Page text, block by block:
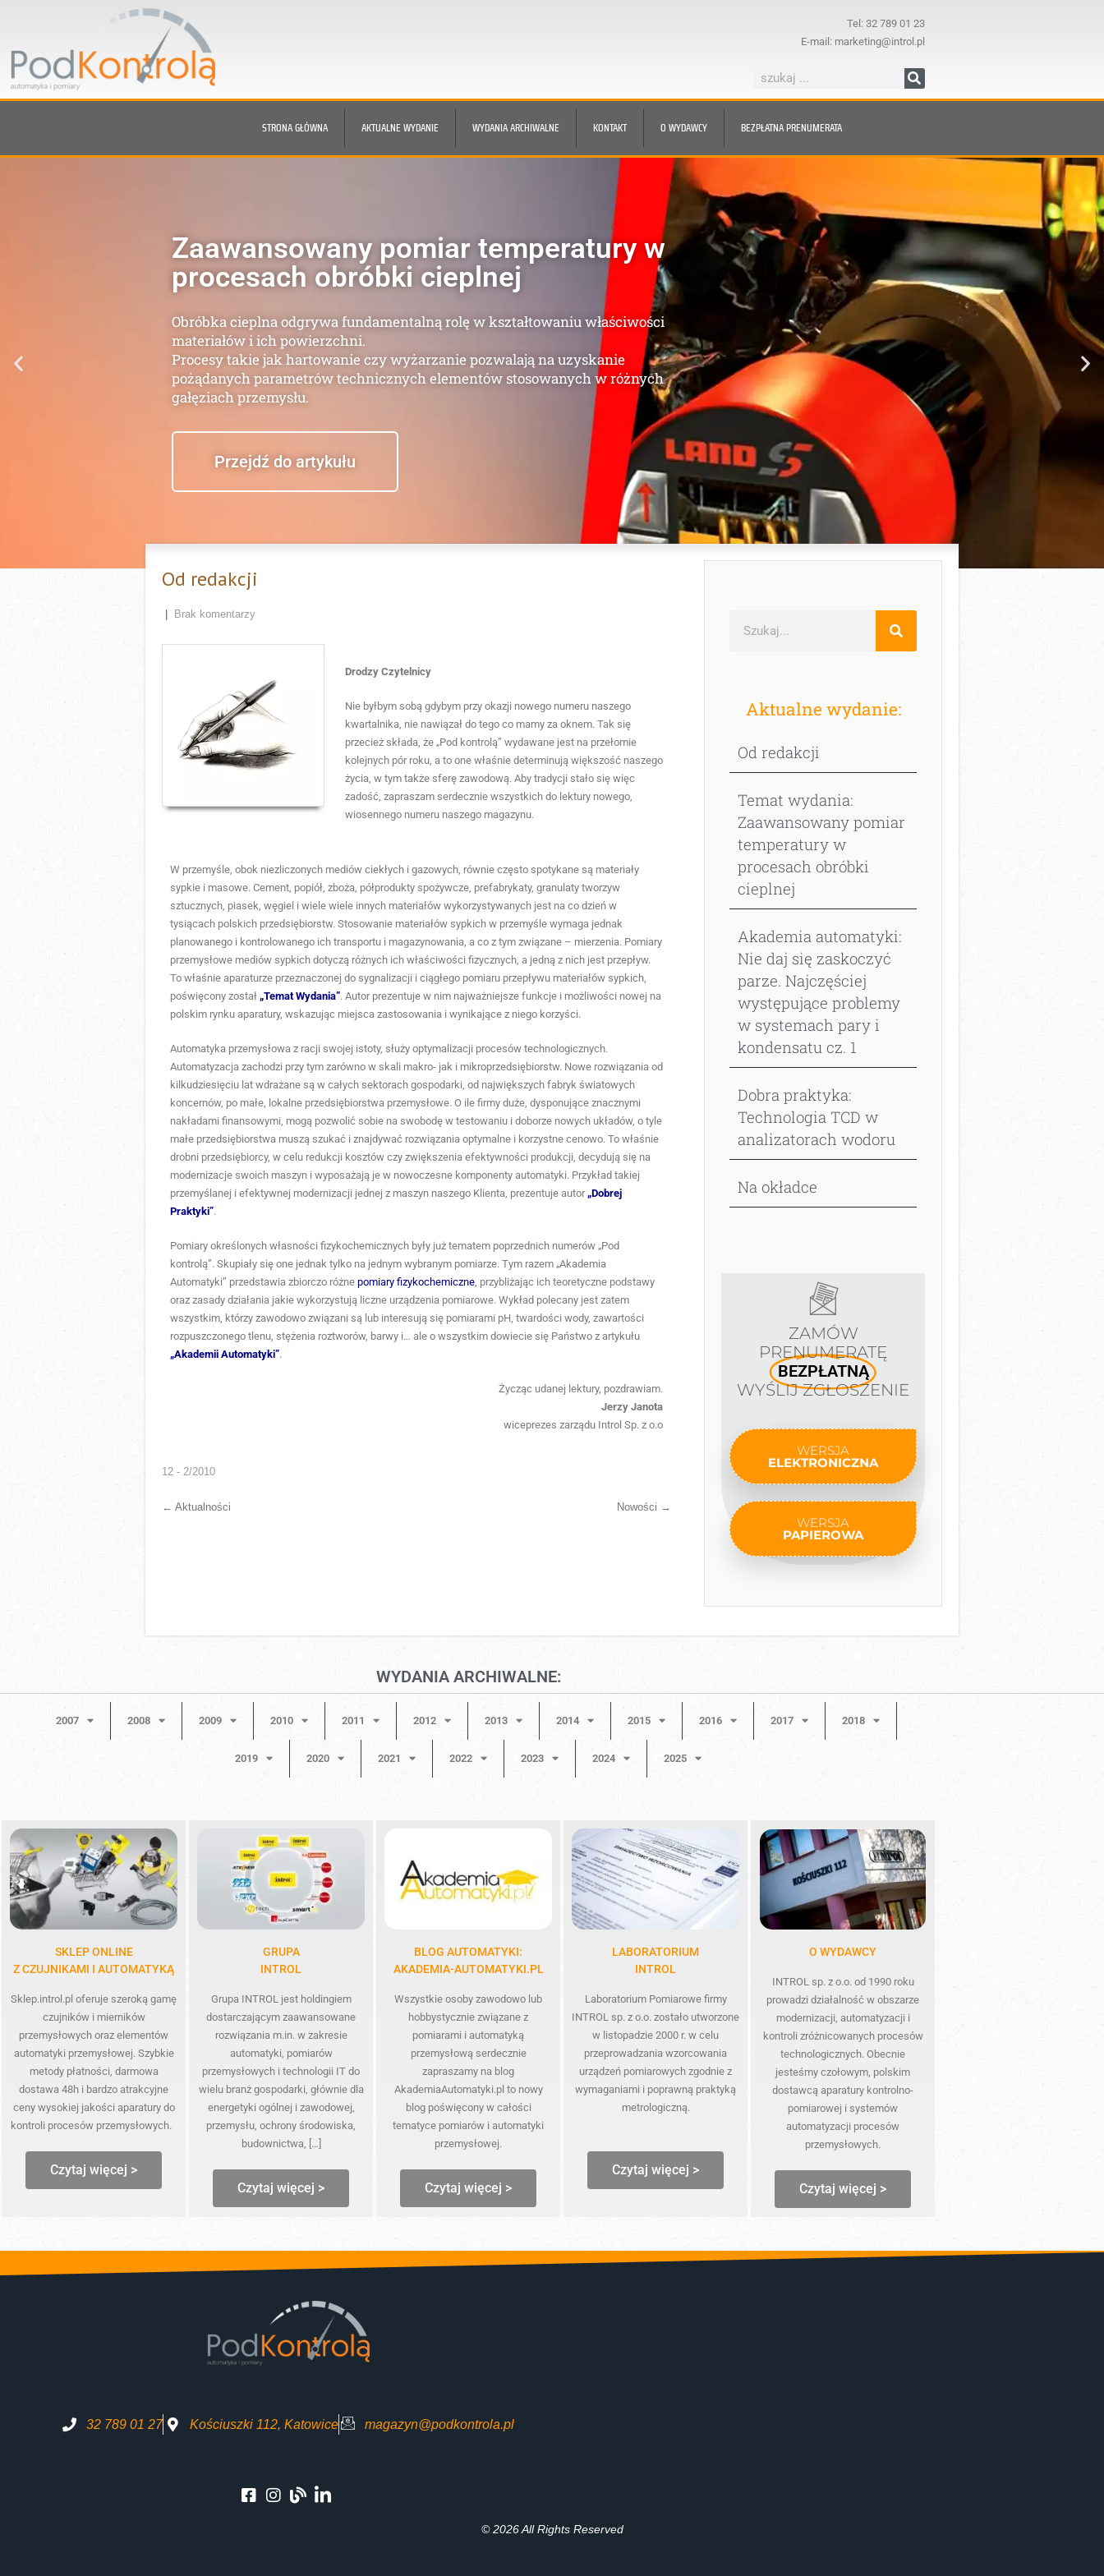
Tel: 32 789 01 23
E-mail: marketing@introl.pl
STRONA GŁÓWNA AKTUALNE WYDANIE WYDANIA ARCHIWALNE KONTAKT O WYDAWCY BEZPŁATNA PRENUMERATA
Od redakcji
Brak komentarzy
Drodzy Czytelnicy
Nie byłbym sobą gdybym przy okazji nowego numeru naszego
kwartalnika, nie nawiązał do tego co mamy za oknem. Tak się
przecież składa, że „Pod kontrolą” wydawane jest na przełomie
kolejnych pór roku, a to one właśnie determinują większość naszego
życia, w tym także sferę zawodową. Aby tradycji stało się więc
zadość, zapraszam serdecznie wszystkich do lektury nowego,
wiosennego numeru naszego magazynu.
W przemyśle, obok niezliczonych mediów ciekłych i gazowych, równie często spotykane są materiały
sypkie i masowe. Cement, popiół, zboża, półprodukty spożywcze, prefabrykaty, granulaty tworzyw
sztucznych, piasek, węgiel i wiele wiele innych materiałów wykorzystywanych jest na co dzień w
tysiącach polskich przedsiębiorstw. Stosowanie materiałów sypkich w przemyśle wymaga jednak
planowanego i kontrolowanego ich transportu i magazynowania, a co z tym związane – mierzenia. Pomiary
przemysłowe mediów sypkich dotyczą różnych ich właściwości fizycznych, a jedną z nich jest przepływ.
To właśnie aparaturze przeznaczonej do sygnalizacji i ciągłego pomiaru przepływu materiałów sypkich,
poświęcony został „Temat Wydania”. Autor prezentuje w nim najważniejsze funkcje i możliwości nowej na
polskim rynku aparatury, wskazując miejsca zastosowania i wynikające z niego korzyści.
Automatyka przemysłowa z racji swojej istoty, służy optymalizacji procesów technologicznych.
Automatyzacja zachodzi przy tym zarówno w skali makro- jak i mikroprzedsiębiorstw. Nowe rozwiązania od
kilkudziesięciu lat wdrażane są w całych sektorach gospodarki, od największych fabryk światowych
koncernów, po małe, lokalne przedsiębiorstwa przemysłowe. O ile firmy duże, dysponujące znacznymi
nakładami finansowymi, mogą pozwolić sobie na swobodę w testowaniu i doborze nowych układów, o tyle
małe przedsiębiorstwa muszą szukać i znajdywać rozwiązania optymalne i korzystne cenowo. To właśnie
drobni przedsiębiorcy, w celu redukcji kosztów czy zwiększenia efektywności produkcji, decydują się na
modernizacje swoich maszyn i wyposażają je w nowoczesne komponenty automatyki. Przykład takiej
przemyślanej i efektywnej modernizacji jednej z maszyn naszego Klienta, prezentuje autor „Dobrej
Praktyki”.
Pomiary określonych własności fizykochemicznych były już tematem poprzednich numerów „Pod
kontrolą”. Skupiały się one jednak tylko na jednym wybranym pomiarze. Tym razem „Akademia
Automatyki” przedstawia zbiorczo różne pomiary fizykochemiczne, przybliżając ich teoretyczne podstawy
oraz zasady działania jakie wykorzystują liczne urządzenia pomiarowe. Wykład polecany jest zatem
wszystkim, którzy zawodowo związani są lub interesują się pomiarami pH, twardości wody, zawartości
rozpuszczonego tlenu, stężenia roztworów, barwy i… ale o wszystkim dowiecie się Państwo z artykułu
„Akademii Automatyki”.
Życząc udanej lektury, pozdrawiam.
Jerzy Janota
wiceprezes zarządu Introl Sp. z o.o
12 - 2/2010
← Aktualności Nowości →
Aktualne wydanie:
Od redakcji
Temat wydania:
Zaawansowany pomiar
temperatury w
procesach obróbki
cieplnej
Akademia automatyki:
Nie daj się zaskoczyć
parze. Najczęściej
występujące problemy
w systemach pary i
kondensatu cz. 1
Dobra praktyka:
Technologia TCD w
analizatorach wodoru
Na okładce
ZAMÓW
PRENUMERATĘ
BEZPŁATNĄ
WYŚLIJ ZGŁOSZENIE
WERSJA
ELEKTRONICZNA
WERSJA
PAPIEROWA
WYDANIA ARCHIWALNE:
2007 2008 2009 2010 2011 2012 2013 2014 2015 2016 2017 2018
2019 2020 2021 2022 2023 2024 2025
SKLEP ONLINE
Z CZUJNIKAMI I AUTOMATYKĄ
Sklep.introl.pl oferuje szeroką gamę
czujników i mierników
przemysłowych oraz elementów
automatyki przemysłowej. Szybkie
metody płatności, darmowa
dostawa 48h i bardzo atrakcyjne
ceny wysokiej jakości aparatury do
kontroli procesów przemysłowych.
Czytaj więcej >
GRUPA
INTROL
Grupa INTROL jest holdingiem
dostarczającym zaawansowane
rozwiązania m.in. w zakresie
automatyki, pomiarów
przemysłowych i technologii IT do
wielu branż gospodarki, głównie dla
energetyki ogólnej i zawodowej,
przemysłu, ochrony środowiska,
budownictwa, […]
Czytaj więcej >
BLOG AUTOMATYKI:
AKADEMIA-AUTOMATYKI.PL
Wszystkie osoby zawodowo lub
hobbystycznie związane z
pomiarami i automatyką
przemysłową serdecznie
zapraszamy na blog
AkademiaAutomatyki.pl to nowy
blog poświęcony w całości
tematyce pomiarów i automatyki
przemysłowej.
Czytaj więcej >
LABORATORIUM
INTROL
Laboratorium Pomiarowe firmy
INTROL sp. z o.o. zostało utworzone
w listopadzie 2000 r. w celu
przeprowadzania wzorcowania
urządzeń pomiarowych zgodnie z
wymaganiami i poprawną praktyką
metrologiczną.
Czytaj więcej >
O WYDAWCY
INTROL sp. z o.o. od 1990 roku
prowadzi działalność w obszarze
modernizacji, automatyzacji i
kontroli zróżnicowanych procesów
technologicznych. Obecnie
jesteśmy czołowym, polskim
dostawcą aparatury kontrolno-
pomiarowej i systemów
automatyzacji procesów
przemysłowych.
Czytaj więcej >
32 789 01 27 Kościuszki 112, Katowice magazyn@podkontrola.pl
© 2026 All Rights Reserved